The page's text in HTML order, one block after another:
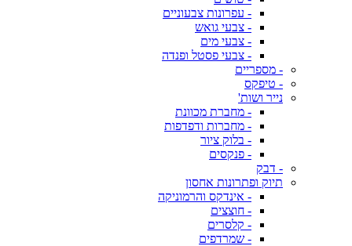
- עפרונות צבעוניים
- צבעי גואש
- צבעי מים
- צבעי פסטל ופנדה
- מספריים
- טיפקס
נייר ושות'
- מחברת מכוונת
- מחברות ודפדפות
- בלוק ציור
- פנקסים
- דבק
תיוק ופתרונות אחסון
- אינדקס והרמוניקה
- חוצצים
- קלסרים
- שמרדפים